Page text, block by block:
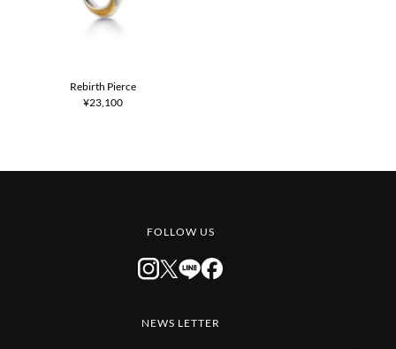
Rebirth Pierce
¥23,100
FOLLOW US
NEWS LETTER